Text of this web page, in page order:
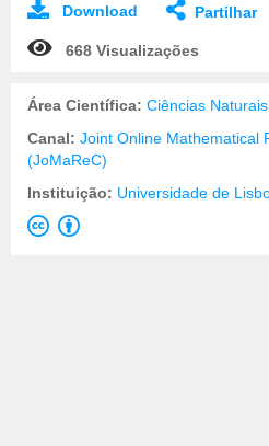
Download Partilhar
668 Visualizações
Área Científica: Ciências
Canal: Joint Online Mathematical
(JoMaReC)
Instituição: Universidade de